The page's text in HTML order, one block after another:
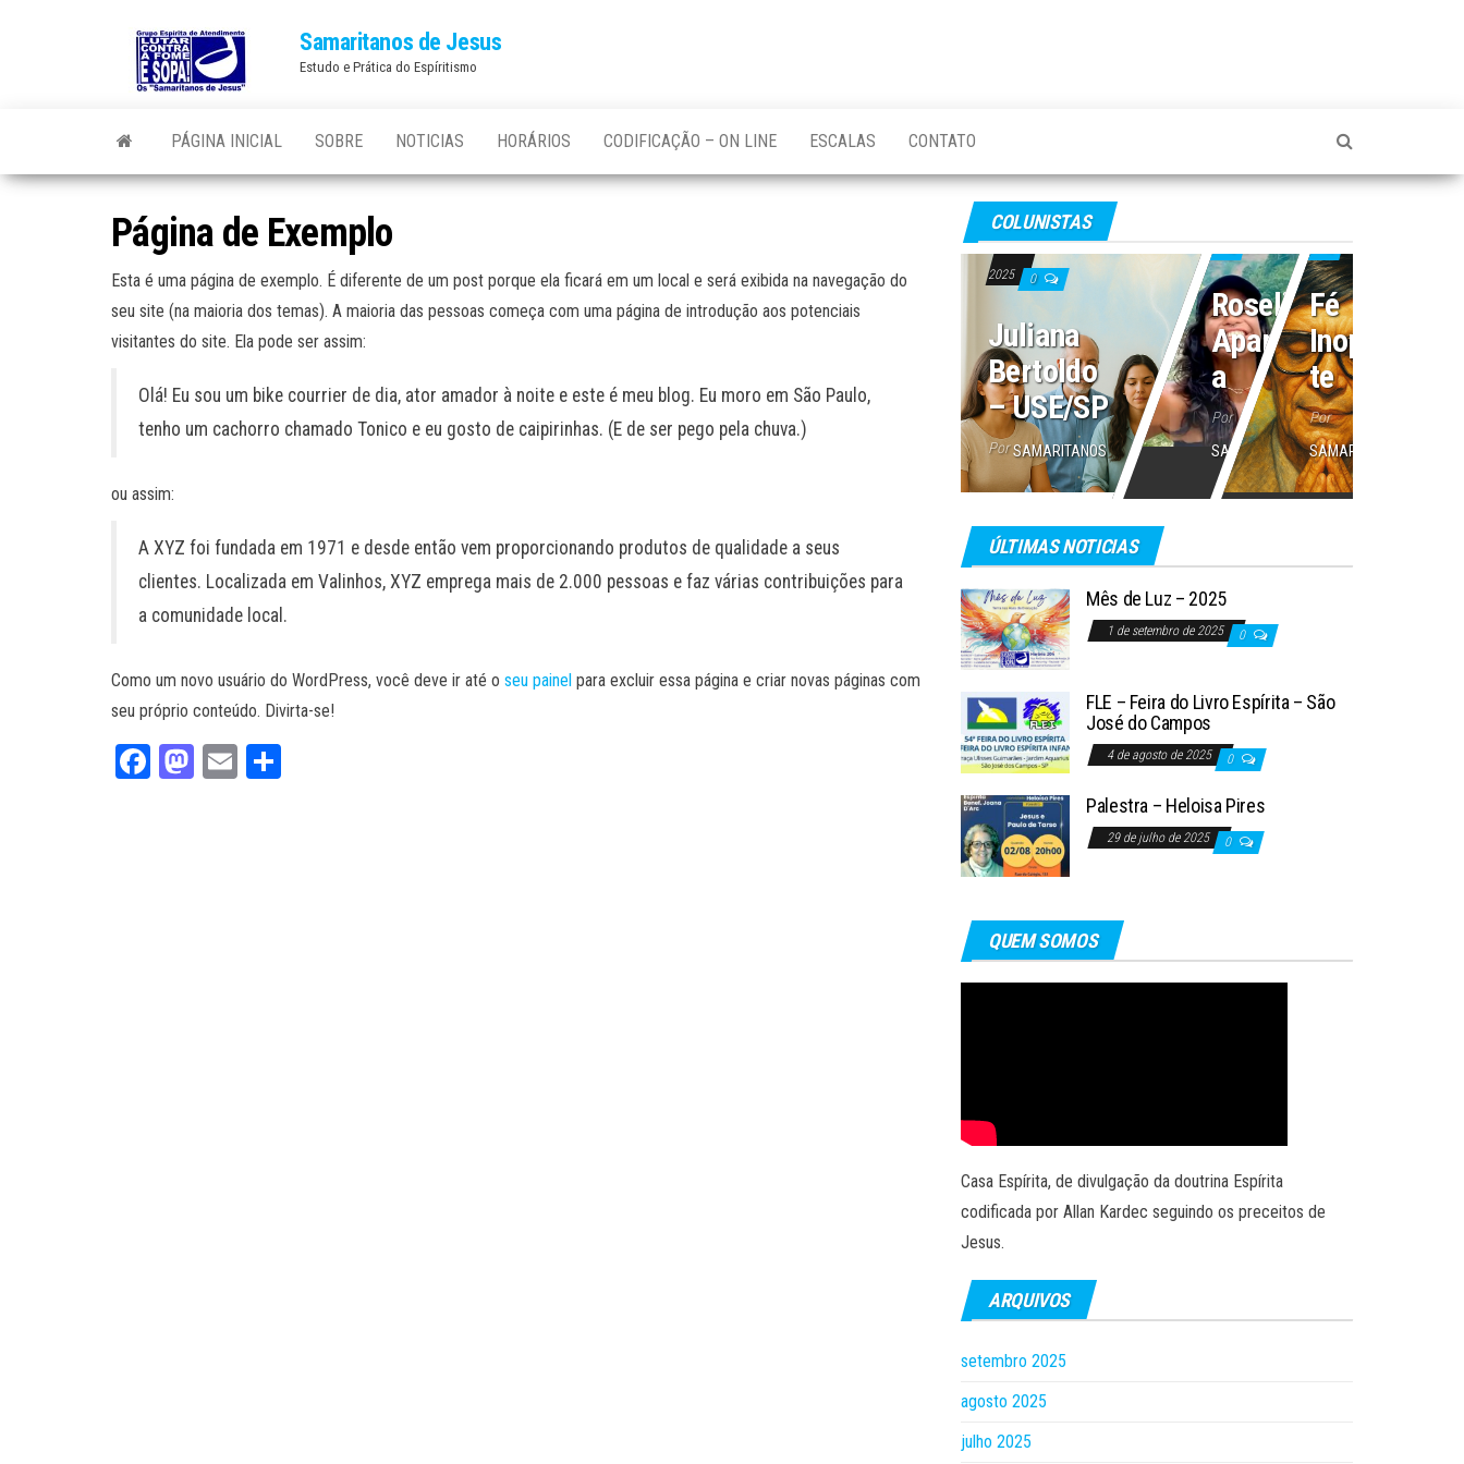
Samaritanos de Jesus
Estudo e Prática do Espíritismo
PÁGINA INICIAL SOBRE NOTICIAS HORÁRIOS CODIFICAÇÃO – ON LINE ESCALAS CONTATO
Página de Exemplo
Esta é uma página de exemplo. É diferente de um post porque ela ficará em um local e será exibida na navegação do
seu site (na maioria dos temas). A maioria das pessoas começa com uma página de introdução aos potenciais
visitantes do site. Ela pode ser assim:
Olá! Eu sou um bike courrier de dia, ator amador à noite e este é meu blog. Eu moro em São Paulo,
tenho um cachorro chamado Tonico e eu gosto de caipirinhas. (E de ser pego pela chuva.)
ou assim:
A XYZ foi fundada em 1971 e desde então vem proporcionando produtos de qualidade a seus
clientes. Localizada em Valinhos, XYZ emprega mais de 2.000 pessoas e faz várias contribuições para
a comunidade local.
Como um novo usuário do WordPress, você deve ir até o seu painel para excluir essa página e criar novas páginas com
seu próprio conteúdo. Divirta-se!
Fa M
E
COLUNISTAS
16 de julho de
2025
0
Juliana
Bertoldo
– USE/SP
Por SAMARITANOS
Roseli
Aparecid
a
Por
SAMARITANOS
Fé
Inoperan
te
Por
SAMARITANOS
ÚLTIMAS NOTICIAS
Mês de Luz – 2025
1 de setembro de 2025 0
FLE – Feira do Livro Espírita – São
José do Campos
4 de agosto de 2025 0
Palestra – Heloisa Pires
29 de julho de 2025 0
QUEM SOMOS
Casa Espírita, de divulgação da doutrina Espírita
codificada por Allan Kardec seguindo os preceitos de
Jesus.
ARQUIVOS
setembro 2025
agosto 2025
julho 2025